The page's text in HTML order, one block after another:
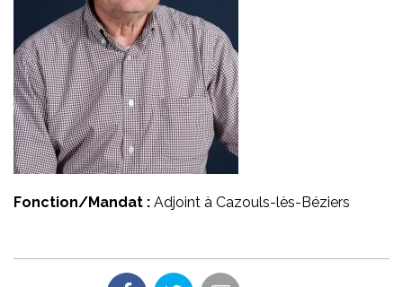
Fonction/Mandat : Adjoint à Cazouls-lès-Béziers